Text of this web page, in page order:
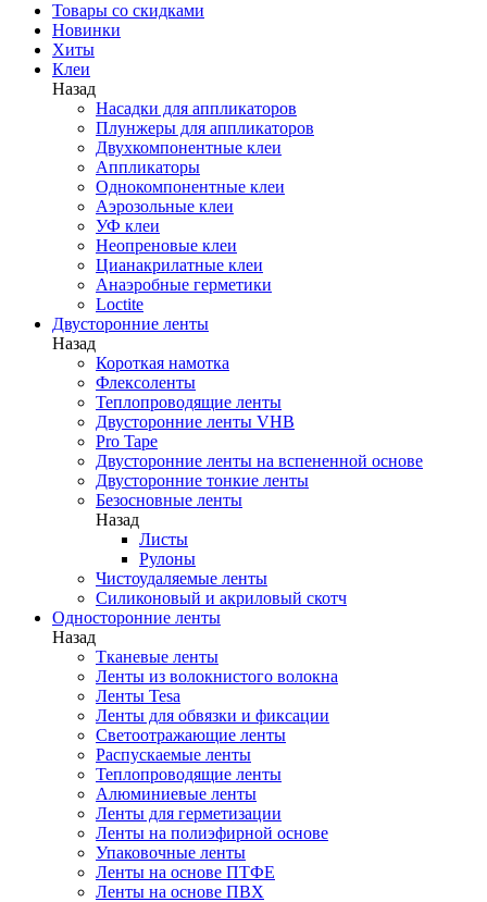
Товары со скидками
Новинки
Хиты
Клеи
Назад
Насадки для аппликаторов
Плунжеры для аппликаторов
Двухкомпонентные клеи
Аппликаторы
Однокомпонентные клеи
Аэрозольные клеи
УФ клеи
Неопреновые клеи
Цианакрилатные клеи
Анаэробные герметики
Loctite
Двусторонние ленты
Назад
Короткая намотка
Флексоленты
Теплопроводящие ленты
Двусторонние ленты VHB
Pro Tape
Двусторонние ленты на вспененной основе
Двусторонние тонкие ленты
Безосновные ленты
Назад
Листы
Рулоны
Чистоудаляемые ленты
Силиконовый и акриловый скотч
Односторонние ленты
Назад
Тканевые ленты
Ленты из волокнистого волокна
Ленты Tesa
Ленты для обвязки и фиксации
Светоотражающие ленты
Распускаемые ленты
Теплопроводящие ленты
Алюминиевые ленты
Ленты для герметизации
Ленты на полиэфирной основе
Упаковочные ленты
Ленты на основе ПТФЕ
Ленты на основе ПВХ